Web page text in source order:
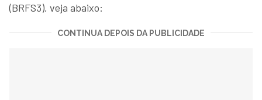
(BRFS3), veja abaixo:
CONTINUA DEPOIS DA PUBLICIDADE